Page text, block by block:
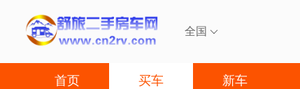
全国 
首页 买车 新车